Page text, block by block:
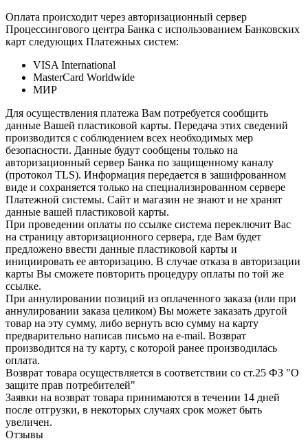
Оплата происходит через авторизационный сервер
Процессингового центра Банка с использованием Банковских
карт следующих Платежных систем:
VISA International
MasterCard Worldwide
МИР
Для осуществления платежа Вам потребуется сообщить
данные Вашей пластиковой карты. Передача этих сведений
производится с соблюдением всех необходимых мер
безопасности. Данные будут сообщены только на
авторизационный сервер Банка по защищенному каналу
(протокол TLS). Информация передается в зашифрованном
виде и сохраняется только на специализированном сервере
Платежной системы. Сайт и магазин не знают и не хранят
данные вашей пластиковой карты.
При проведении оплаты по ссылке система переключит Вас
на страницу авторизационного сервера, где Вам будет
предложено ввести данные пластиковой карты и
инициировать ее авторизацию. В случае отказа в авторизации
карты Вы сможете повторить процедуру оплаты по той же
ссылке.
При аннулировании позиций из оплаченного заказа (или при
аннулировании заказа целиком) Вы можете заказать другой
товар на эту сумму, либо вернуть всю сумму на карту
предварительно написав письмо на e-mail. Возврат
производится на ту карту, с которой ранее производилась
оплата.
Возврат товара осуществляется в соответствии со ст.25 ФЗ "О
защите прав потребителей"
Заявки на возврат товара принимаются в течении 14 дней
после отгрузки, в некоторых случаях срок может быть
увеличен.
Отзывы